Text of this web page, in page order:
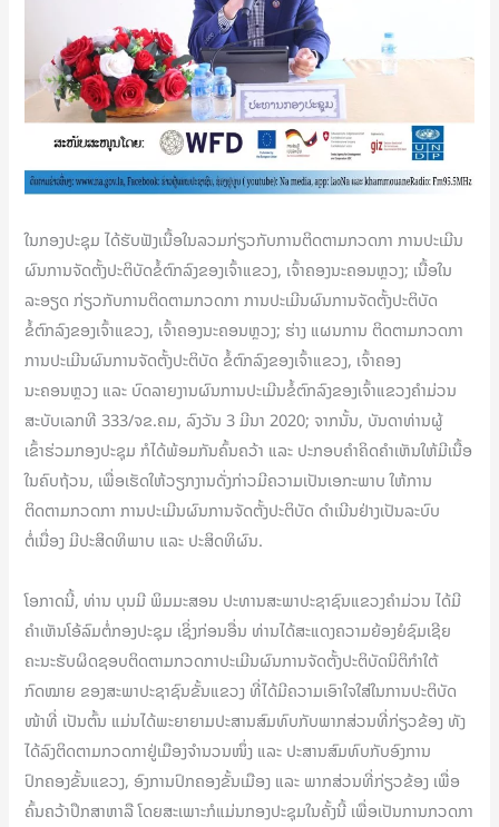
ໃນກອງປະຊຸມ ໄດ້ຮັບຟັງເນື້ອໃນລວມກ່ຽວກັບການຕິດຕາມກວດກາ ການປະເມີນ
ຜົນການຈັດຕັ້ງປະຕິບັດຂໍ້ຕົກລົງຂອງເຈົ້າແຂວງ, ເຈົ້າຄອງນະຄອນຫຼວງ; ເນື້ອໃນ
ລະອຽດ ກ່ຽວກັບການຕິດຕາມກວດກາ ການປະເມີນຜົນການຈັດຕັ້ງປະຕິບັດ
ຂໍ້ຕົກລົງຂອງເຈົ້າແຂວງ, ເຈົ້າຄອງນະຄອນຫຼວງ; ຮ່າງ ແຜນການ ຕິດຕາມກວດກາ
ການປະເມີນຜົນການຈັດຕັ້ງປະຕິບັດ ຂໍ້ຕົກລົງຂອງເຈົ້າແຂວງ, ເຈົ້າຄອງ
ນະຄອນຫຼວງ ແລະ ບົດລາຍງານຜົນການປະເມີນຂໍ້ຕົກລົງຂອງເຈົ້າແຂວງຄໍາມ່ວນ
ສະບັບເລກທີ 333/ຈຂ.ຄມ, ລົງວັນ 3 ມີນາ 2020; ຈາກນັ້ນ, ບັນດາທ່ານຜູ້
ເຂົ້າຮ່ວມກອງປະຊຸມ ກໍໄດ້ພ້ອມກັນຄົ້ນຄວ້າ ແລະ ປະກອບຄຳຄິດຄຳເຫັນໃຫ້ມີເນື້ອ
ໃນຄົບຖ້ວນ, ເພື່ອເຮັດໃຫ້ວຽກງານດັ່ງກ່າວມີຄວາມເປັນເອກະພາບ ໃຫ້ການ
ຕິດຕາມກວດກາ ການປະເມີນຜົນການຈັດຕັ້ງປະຕິບັດ ດຳເນີນຢ່າງເປັນລະບົບ
ຕໍ່ເນື່ອງ ມີປະສິດທິພາບ ແລະ ປະສິດທິຜົນ.
ໂອກາດນີ້, ທ່ານ ບຸນມີ ພິມມະສອນ ປະທານສະພາປະຊາຊົນແຂວງຄໍາມ່ວນ ໄດ້ມີ
ຄຳເຫັນໂອ້ລົມຕໍ່ກອງປະຊຸມ ເຊິ່ງກ່ອນອື່ນ ທ່ານໄດ້ສະແດງຄວາມຍ້ອງຍໍຊົມເຊີຍ
ຄະນະຮັບຜິດຊອບຕິດຕາມກວດກາປະເມີນຜົນການຈັດຕັ້ງປະຕິບັດນິຕິກໍາໃຕ້
ກົດໝາຍ ຂອງສະພາປະຊາຊົນຂັ້ນແຂວງ ທີ່ໄດ້ມີຄວາມເອົາໃຈໃສ່ໃນການປະຕິບັດ
ໜ້າທີ່ ເປັນຕົ້ນ ແມ່ນໄດ້ພະຍາຍາມປະສານສົມທົບກັບພາກສ່ວນທີ່ກ່ຽວຂ້ອງ ທັງ
ໄດ້ລົງຕິດຕາມກວດກາຢູ່ເມືອງຈຳນວນໜຶ່ງ ແລະ ປະສານສົມທົບກັບອົງການ
ປົກຄອງຂັ້ນແຂວງ, ອົງການປົກຄອງຂັ້ນເມືອງ ແລະ ພາກສ່ວນທີ່ກ່ຽວຂ້ອງ ເພື່ອ
ຄົ້ນຄວ້າປຶກສາຫາລື ໂດຍສະເພາະກໍແມ່ນກອງປະຊຸມໃນຄັ້ງນີ້ ເພື່ອເປັນການກວດກາ